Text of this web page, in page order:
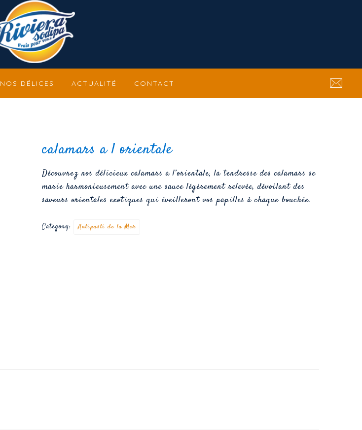
NOS DÉLICES ACTUALITÉ CONTACT
calamars a l orientale
Découvrez nos délicieux calamars a l’orientale, la tendresse des calamars se
marie harmonieusement avec une sauce légèrement relevée, dévoilant des
saveurs orientales exotiques qui éveilleront vos papilles à chaque bouchée.
Category: Antipasti de la Mer